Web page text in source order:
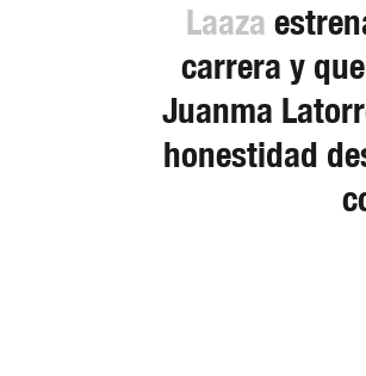
Laaza
carrera y
Juanma
honestidad